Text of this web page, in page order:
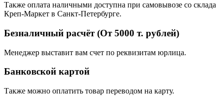
Также оплата наличными доступна при самовывозе со склада
Креп-Маркет в Санкт-Петербурге.
Безналичный расчёт (От 5000 т. рублей)
Менеджер выставит вам счет по реквизитам юрлица.
Банковской картой
Также можно оплатить товар переводом на карту.